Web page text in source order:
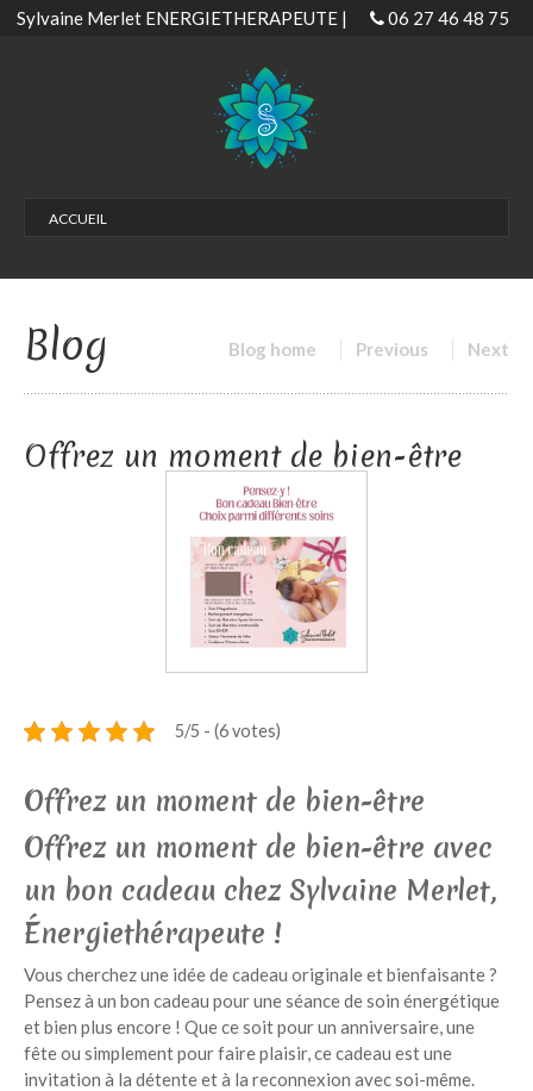
Sylvaine Merlet ENERGIETHERAPEUTE | 06 27 46 48 75
ACCUEIL
Soins Habitat Bordeaux – Biscarrosse
Soins EMDR
Gestion & libération émotionnelle
Magnétisme : Soins énergétiques à distance
Mon don de naissance : un chemin de transformation intérieure
Le magnétisme
La Thérapie EMDR
les Thérapies de l’âme
BLOG
CONTACT
OFFREZ UN MOMENT DE BIEN-ÊTRE
Blog Blog home Previous Next
Offrez un moment de bien-être
5/5 - (6 votes)
Offrez un moment de bien-être
Offrez un moment de bien-être avec
un bon cadeau chez Sylvaine Merlet,
Énergiethérapeute !
Vous cherchez une idée de cadeau originale et bienfaisante ?
Pensez à un bon cadeau pour une séance de soin énergétique
et bien plus encore ! Que ce soit pour un anniversaire, une
fête ou simplement pour faire plaisir, ce cadeau est une
invitation à la détente et à la reconnexion avec soi-même.